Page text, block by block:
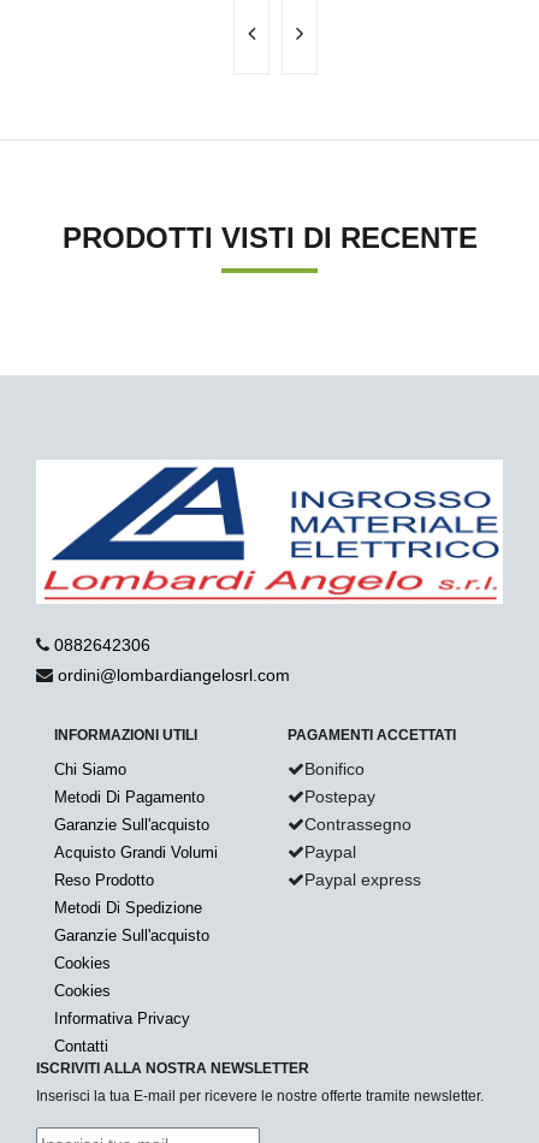
PRODOTTI VISTI DI RECENTE
0882642306
ordini@lombardiangelosrl.com
INFORMAZIONI UTILI
Chi Siamo
Metodi Di Pagamento
Garanzie Sull'acquisto
Acquisto Grandi Volumi
Reso Prodotto
Metodi Di Spedizione
Garanzie Sull'acquisto
Cookies
Cookies
Informativa Privacy
Contatti
PAGAMENTI ACCETTATI
Bonifico
Postepay
Contrassegno
Paypal
Paypal express
ISCRIVITI ALLA NOSTRA NEWSLETTER
Inserisci la tua E-mail per ricevere le nostre offerte tramite newsletter.